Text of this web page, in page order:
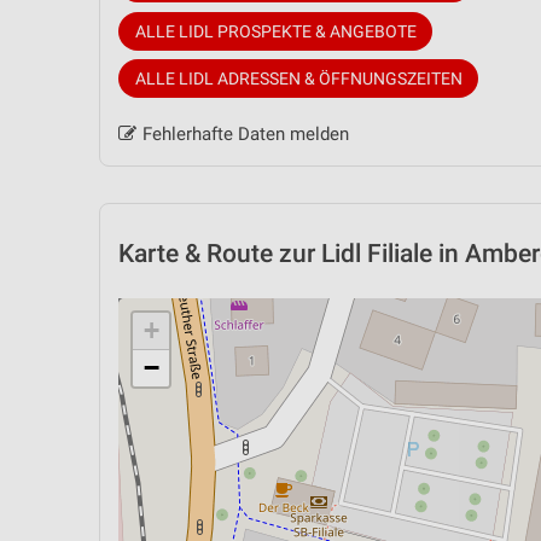
ALLE LIDL PROSPEKTE & ANGEBOTE
ALLE LIDL ADRESSEN & ÖFFNUNGSZEITEN
Fehlerhafte Daten melden
Karte & Route zur Lidl Filiale in
+
−